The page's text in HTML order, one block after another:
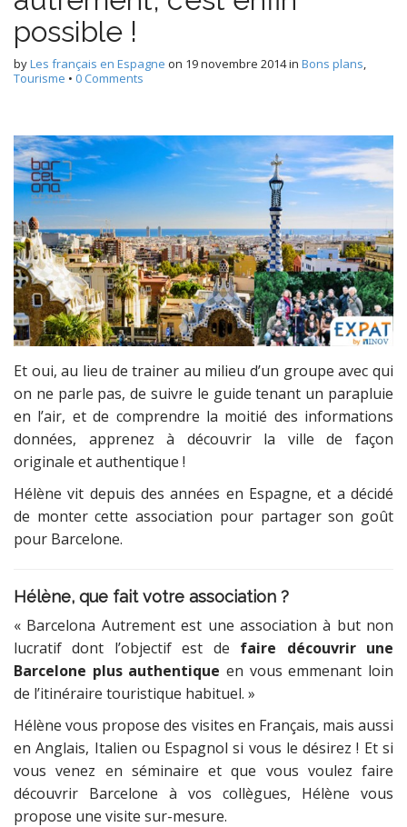
possible !
byLes français en Espagne on 19 novembre 2014in Bons plans,
Tourisme • 0 Comments
Et oui, au lieu de trainer au milieu d’un groupe avec qui
on ne parle pas, de suivre le guide tenant un parapluie
en l’air, et de comprendre la moitié des informations
données, apprenez à découvrir la ville de façon
originale et authentique !
Hélène vit depuis des années en Espagne, et a décidé
de monter cette association pour partager son goût
pour Barcelone.
Hélène, que fait votre association ?
« Barcelona Autrement est une association à but non
lucratif dont l’objectif est de faire découvrir une
Barcelone plus authentique en vous emmenant loin
de l’itinéraire touristique habituel. »
Hélène vous propose des visites en Français, mais aussi
en Anglais, Italien ou Espagnol si vous le désirez ! Et si
vous venez en séminaire et que vous voulez faire
découvrir Barcelone à vos collègues, Hélène vous
propose une visite sur-mesure.